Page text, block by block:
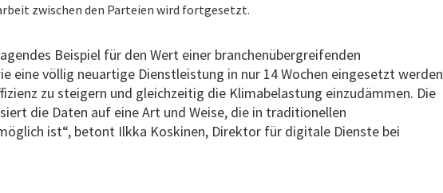
zwischen den Parteien wird fortgesetzt.
Beispiel für den Wert einer branchenübergreifenden
eine völlig neuartige Dienstleistung in nur 14 Wochen eingesetzt werden
zu steigern und gleichzeitig die Klimabelastung einzudämmen. Die
die Daten auf eine Art und Weise, die in traditionellen
ist“, betont Ilkka Koskinen, Direktor für digitale Dienste bei